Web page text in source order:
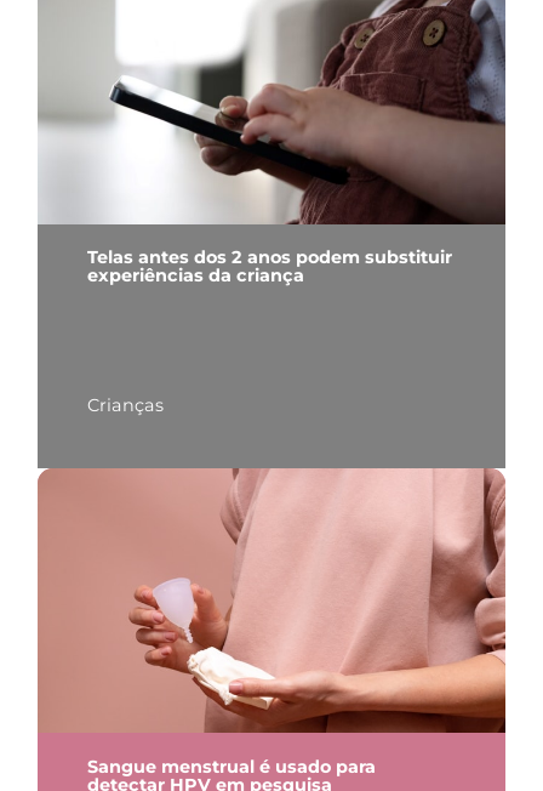
Telas antes dos 2 anos podem substituir
experiências da criança
Crianças
Sangue menstrual é usado para
detectar HPV em pesquisa